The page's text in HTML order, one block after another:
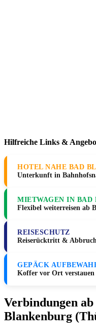
Hilfreiche Links &
HOTEL NAHE BAD
Unterkunft in
MIETWAGEN IN BAD
Flexibel weiterreisen ab
REISESCHUTZ
Reiserücktritt &
GEPÄCK
Koffer vor Ort
Verbindungen
Blankenburg